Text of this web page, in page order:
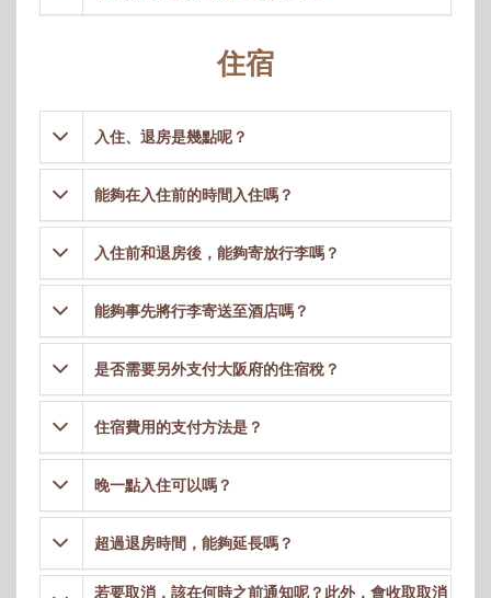
住宿
入住、退房是幾點呢？
能夠在入住前的時間入住嗎？
入住前和退房後，能夠寄放行李嗎？
能夠事先將行李寄送至酒店嗎？
是否需要另外支付大阪府的住宿稅？
住宿費用的支付方法是？
晚一點入住可以嗎？
超過退房時間，能夠延長嗎？
若要取消，該在何時之前通知呢？此外，會收取取消